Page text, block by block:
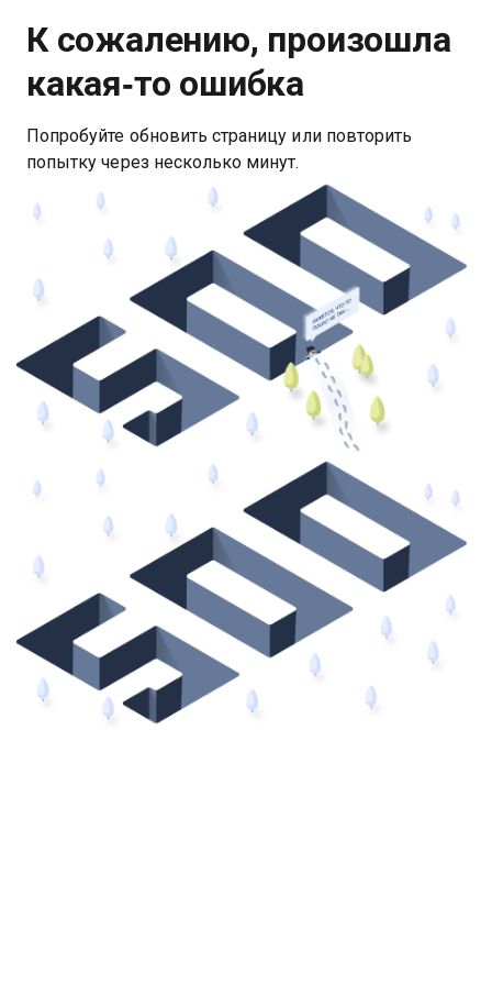
К сожалению, произошла
какая‑то ошибка
Попробуйте обновить страницу или повторить
попытку через несколько минут.